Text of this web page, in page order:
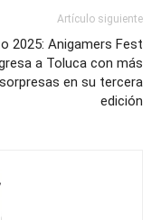
Artículo siguiente
2025: Anigamers Fest
a Toluca con más
sorpresas en su tercera
edición